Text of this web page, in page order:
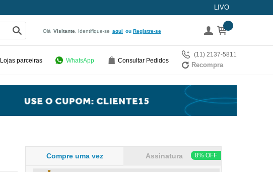
LIVO
Olá Visitante , Identifique-se aqui Registre-se
Lojas parceiras WhatsApp Consultar Pedidos
(11) 2137-5811
Recompra
Assinatura
Compre uma vez